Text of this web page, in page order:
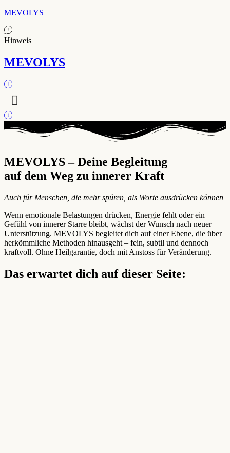
MEVOLYS
Hinweis
MEVOLYS
MEVOLYS – Deine Begleitung
auf dem Weg zu innerer Kraft
Auch für Menschen, die mehr spüren, als Worte ausdrücken können
Wenn emotionale Belastungen drücken, Energie fehlt oder ein
Gefühl von innerer Starre bleibt, wächst der Wunsch nach neuer
Unterstützung. MEVOLYS begleitet dich auf einer Ebene, die über
herkömmliche Methoden hinausgeht – fein, subtil und dennoch
kraftvoll. Ohne Heilgarantie, doch mit Anstoss für Veränderung.
Das erwartet dich auf dieser Seite: